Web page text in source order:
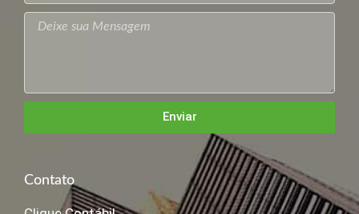
Enviar
Contato